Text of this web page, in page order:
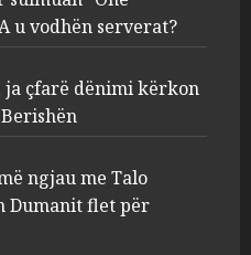
25, 2025
jep pretencën, ja
kërkon për
25, 2025
u vodhën serverat?
çfarë dënimi kërkon
ngjau me Talo
Dumanit flet për